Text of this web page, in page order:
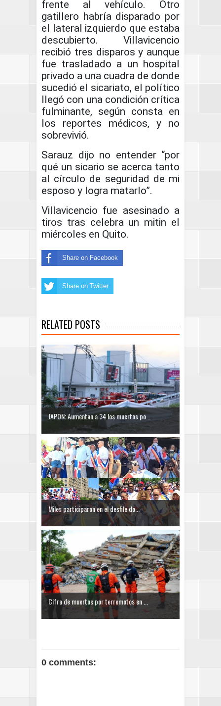
frente al vehículo. Otro
gatillero habría disparado por
el lateral izquierdo que estaba
descubierto. Villavicencio
recibió tres disparos y aunque
fue trasladado a un hospital
privado a una cuadra de donde
sucedió el sicariato, el político
llegó con una condición crítica
fulminante, según consta en
los reportes médicos, y no
sobrevivió.
Sarauz dijo no entender “por
qué un sicario se acerca tanto
al círculo de seguridad de mi
esposo y logra matarlo”.
Villavicencio fue asesinado a
tiros tras celebra un mitin el
miércoles en Quito.
Share on Facebook
Share on Twitter
RELATED POSTS
JAPON: Aumentan a 34 los muertos po...
Miles participaron en el desfile do...
Cifra de muertos por terremotos en ...
0 comments: